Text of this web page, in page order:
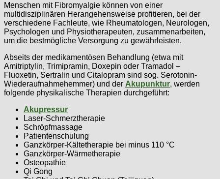
Menschen mit Fibromyalgie können von einer
multidisziplinären Herangehensweise profitieren, bei der
verschiedene Fachleute, wie Rheumatologen, Neurologen,
Psychologen und Physiotherapeuten, zusammenarbeiten,
um die bestmögliche Versorgung zu gewährleisten.
Abseits der medikamentösen Behandlung (etwa mit
Amitriptylin, Trimipramin, Doxepin oder Tramadol –
Fluoxetin, Sertralin und Citalopram sind sog. Serotonin-
Wiederaufnahmehemmer) und der Akupunktur, werden
folgende physikalische Therapien durchgeführt:
Akupressur
Laser-Schmerztherapie
Schröpfmassage
Patientenschulung
Ganzkörper-Kältetherapie bei minus 110 °C
Ganzkörper-Wärmetherapie
Osteopathie
Qi Gong